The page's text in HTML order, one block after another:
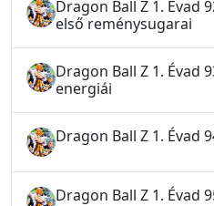
Dragon Ball Z 1. Évad
első reménysugarai
Dragon Ball Z 1. Évad
energiái
Dragon Ball Z 1. Évad
Dragon Ball Z 1. Évad